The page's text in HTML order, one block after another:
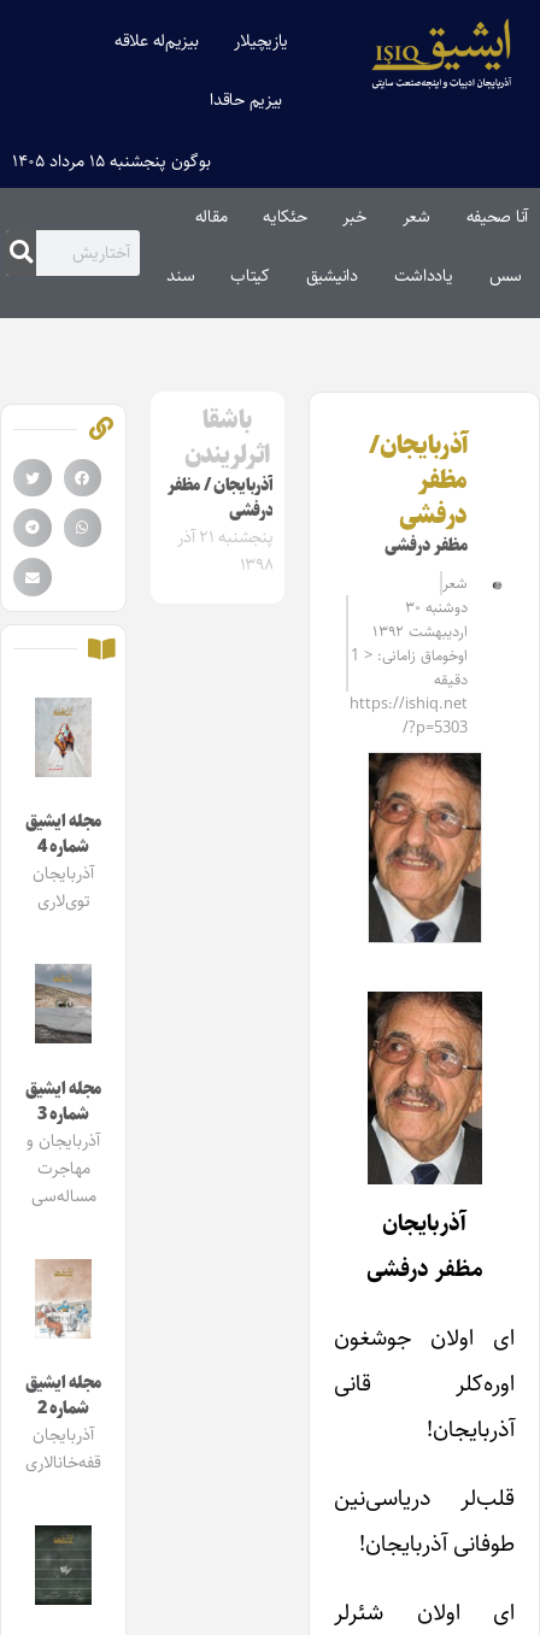
یازیچیلار بیزیم‌له علاقه
بیزیم حاقدا
بوگون پنجشنبه ۱۵ مرداد ۱۴۰۵
آنا صحیفه شعر خبر حئکایه مقاله‌
سس یادداشت دانیشیق کیتاب سند
آذربایجان/
مظفر
درفشی
مظفر درفشی
شعر
دوشنبه ۳۰
اردیبهشت ۱۳۹۲
اوخوماق زامانی: < 1
دقیقه
https://ishiq.net
/?p=5303
آذربایجان
مظفر درفشی
ای اولان جوشغون
اوره‌کلر قانی
آذربایجان!
قلب‌لر دریاسی‌نین
طوفانی آذربایجان!
ای اولان شئرلر
باشقا
اثرلریندن
آذربایجان / مظفر
درفشی
پنجشنبه ۲۱ آذر
۱۳۹۸
مجله ایشیق
شماره 4
آذربایجان
توی‌لاری
مجله ایشیق
شماره 3
آذربایجان و
مهاجرت
مساله‌سی
مجله ایشیق
شماره 2
آذربایجان
قفه‌خانالاری